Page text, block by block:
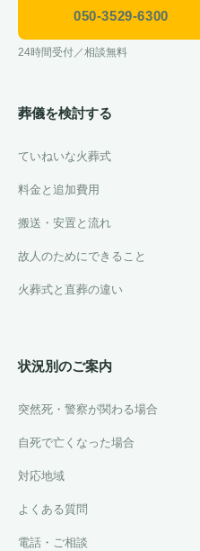
050-3529-6300
24時間受付／相談無料
葬儀を検討する
ていねいな火葬式
料金と追加費用
搬送・安置と流れ
故人のためにできること
火葬式と直葬の違い
状況別のご案内
突然死・警察が関わる場合
自死で亡くなった場合
対応地域
よくある質問
電話・ご相談